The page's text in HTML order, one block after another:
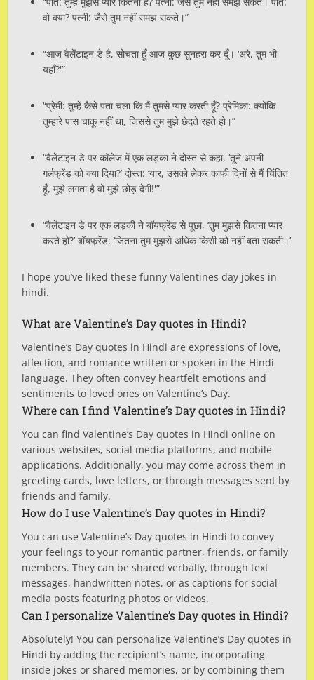
वो क्या? पत्नी: जैसे तुम नहीं समझ सकते।”
“आज वैलेंटाइन डे है, सोचता हूँ आज कुछ सुनहरा कर दूँ। ‘अरे, तुम भी
यहाँ?'”
“प्रेमी: तुम्हें कैसे पता चला कि मैं तुमसे प्यार करती हूँ? प्रेमिका: क्योंकि
तुम्हारे पास चाकू नहीं था, जिससे तुम मुझे छेदते रहते हो।”
“वैलेंटाइन डे पर कॉलेज में एक लड़का ने दोस्त से कहा, ‘तूने अपनी
गर्लफ्रेंड को क्या दिया?’ दोस्त: ‘यार, उसको लेकर काफी दिनों से मैं चिंतित
हूँ, मुझे लगता है वो मुझे छोड़ देगी!'”
“वैलेंटाइन डे पर एक लड़की ने बॉयफ्रेंड से पूछा, ‘तुम मुझसे कितना प्यार
करते हो?’ बॉयफ्रेंड: ‘जितना तुम मुझसे अधिक किसी को नहीं बता सकती।’
I hope you’ve liked these funny Valentines day jokes in
hindi.
What are Valentine’s Day quotes in Hindi?
Valentine’s Day quotes in Hindi are expressions of love,
affection, and romance written or spoken in the Hindi
language. They often convey heartfelt emotions and
sentiments to loved ones on Valentine’s Day.
Where can I find Valentine’s Day quotes in Hindi?
You can find Valentine’s Day quotes in Hindi online on
various websites, social media platforms, and mobile
applications. Additionally, you may come across them in
greeting cards, love letters, or through messages sent by
friends and family.
How do I use Valentine’s Day quotes in Hindi?
You can use Valentine’s Day quotes in Hindi to convey
your feelings to your romantic partner, friends, or family
members. They can be shared verbally, through text
messages, handwritten notes, or as captions for social
media posts featuring photos or videos.
Can I personalize Valentine’s Day quotes in Hindi?
Absolutely! You can personalize Valentine’s Day quotes in
Hindi by adding the recipient’s name, incorporating
inside jokes or shared memories, or by combining them